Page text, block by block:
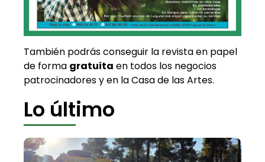
También podrás conseguir la revista en papel
de forma gratuita en todos los negocios
patrocinadores y en la Casa de las Artes.
Lo último